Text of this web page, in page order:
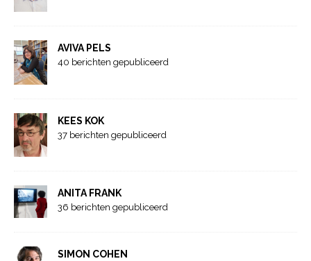
AVIVA PELS
40 berichten gepubliceerd
KEES KOK
37 berichten gepubliceerd
ANITA FRANK
36 berichten gepubliceerd
SIMON COHEN